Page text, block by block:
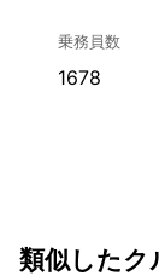
乗務員数
1678
類似したク